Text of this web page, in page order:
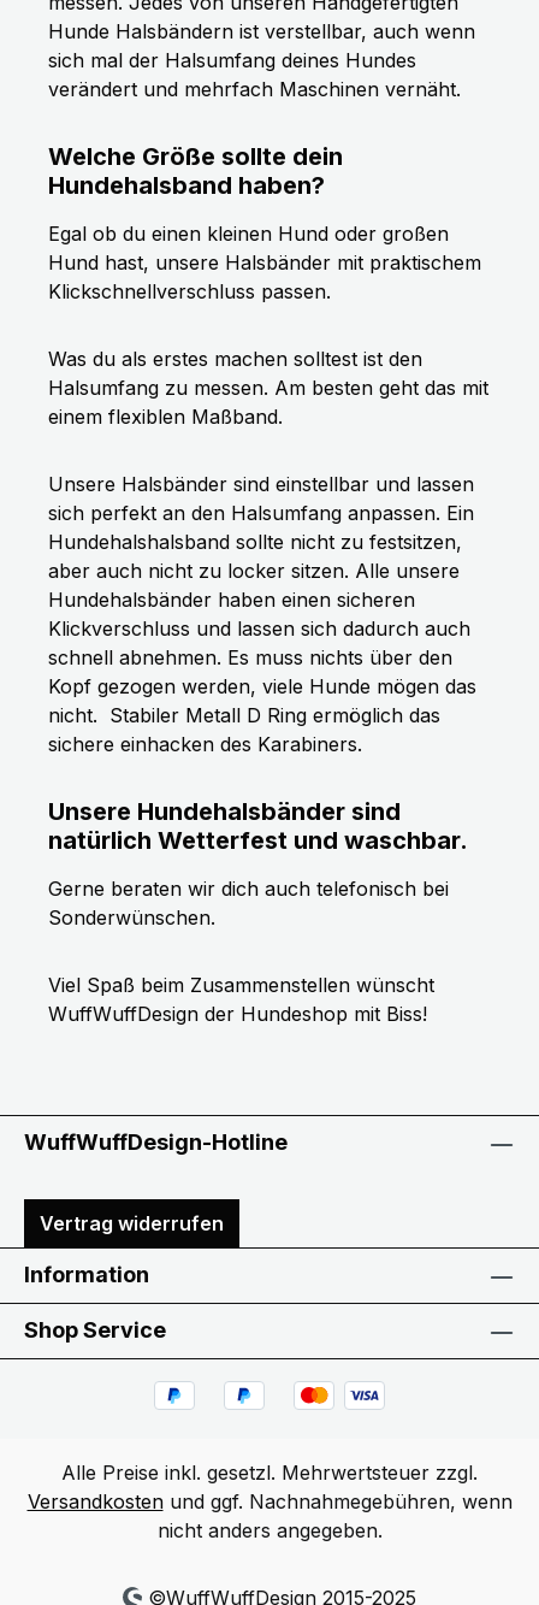
Hunde Halsbändern ist verstellbar, auch wenn
sich mal der Halsumfang deines Hundes
verändert und mehrfach Maschinen vernäht.
Welche Größe sollte dein
Hundehalsband haben?
Egal ob du einen kleinen Hund oder großen
Hund hast, unsere Halsbänder mit praktischem
Klickschnellverschluss passen.
Was du als erstes machen solltest ist den
Halsumfang zu messen. Am besten geht das mit
einem flexiblen Maßband.
Unsere Halsbänder sind einstellbar und lassen
sich perfekt an den Halsumfang anpassen. Ein
Hundehalshalsband sollte nicht zu festsitzen,
aber auch nicht zu locker sitzen. Alle unsere
Hundehalsbänder haben einen sicheren
Klickverschluss und lassen sich dadurch auch
schnell abnehmen. Es muss nichts über den
Kopf gezogen werden, viele Hunde mögen das
nicht. Stabiler Metall D Ring ermöglich das
sichere einhacken des Karabiners.
Unsere Hundehalsbänder sind
natürlich Wetterfest und waschbar.
Gerne beraten wir dich auch telefonisch bei
Sonderwünschen.
Viel Spaß beim Zusammenstellen wünscht
WuffWuffDesign der Hundeshop mit Biss!
WuffWuffDesign-Hotline
Vertrag widerrufen
Information
Shop Service
Alle Preise inkl. gesetzl. Mehrwertsteuer zzgl.
Versandkostenund ggf. Nachnahmegebühren, wenn
nicht anders angegeben.
©WuffWuffDesign 2015-2025